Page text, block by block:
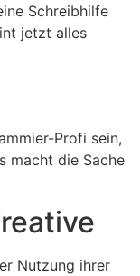
Schreibhilfe
jetzt alles
Profi sein,
macht die Sache
Nutzung ihrer